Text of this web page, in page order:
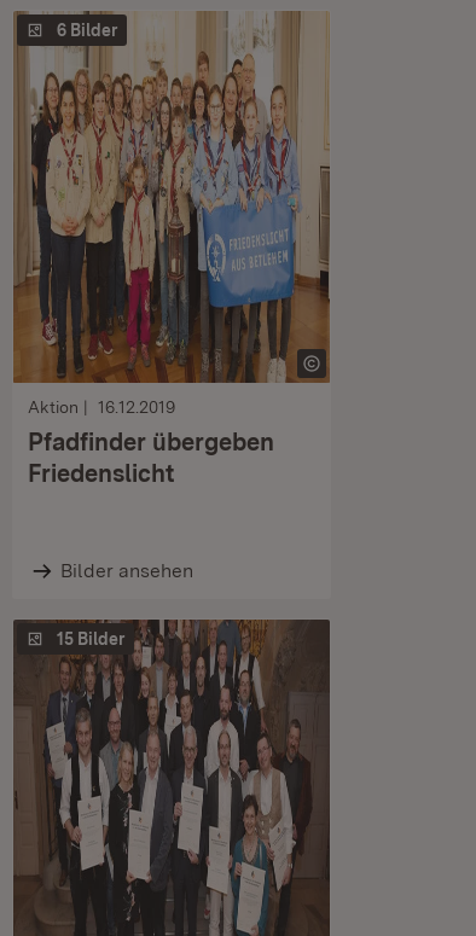
6 Bilder
Aktion 16.12.2019
Pfadfinder übergeben
Friedenslicht
Bilder ansehen
15 Bilder